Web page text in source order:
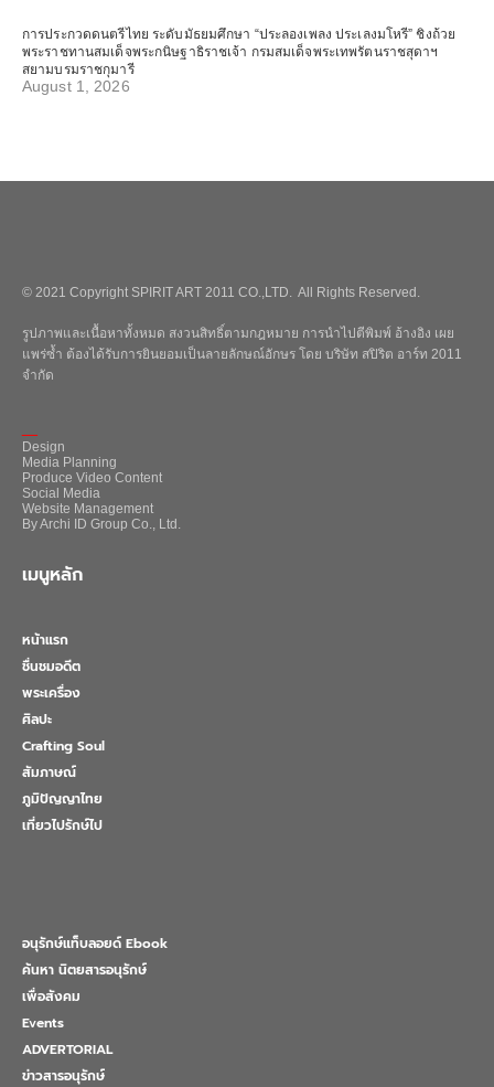
การประกวดดนตรีไทย ระดับมัธยมศึกษา “ประลองเพลง ประเลงมโหรี” ชิงถ้วย
พระราชทานสมเด็จพระกนิษฐาธิราชเจ้า กรมสมเด็จพระเทพรัตนราชสุดาฯ
สยามบรมราชกุมารี
August 1, 2026
© 2021 Copyright SPIRIT ART 2011 CO.,LTD. All Rights Reserved.
รูปภาพและเนื้อหาทั้งหมด สงวนสิทธิ์ตามกฎหมาย การนำไปตีพิมพ์ อ้างอิง เผย
แพร่ซ้ำ ต้องได้รับการยินยอมเป็นลายลักษณ์อักษร โดย บริษัท สปิริต อาร์ท 2011
จำกัด
Design
Media Planning
Produce Video Content
Social Media
Website Management
By Archi ID Group Co., Ltd.
เมนูหลัก
หน้าแรก
ชื่นชมอดีต
พระเครื่อง
ศิลปะ
Crafting Soul
สัมภาษณ์
ภูมิปัญญาไทย
เที่ยวไปรักษ์ไป
อนุรักษ์แท็บลอยด์ Ebook
ค้นหา นิตยสารอนุรักษ์
เพื่อสังคม
Events
ADVERTORIAL
ข่าวสารอนุรักษ์